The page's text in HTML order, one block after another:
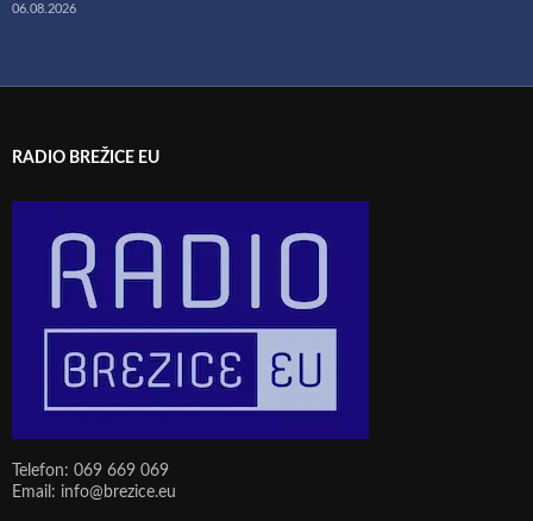
06.08.2026
RADIO BREŽICE EU
Telefon: 069 669 069
Email: info@brezice.eu